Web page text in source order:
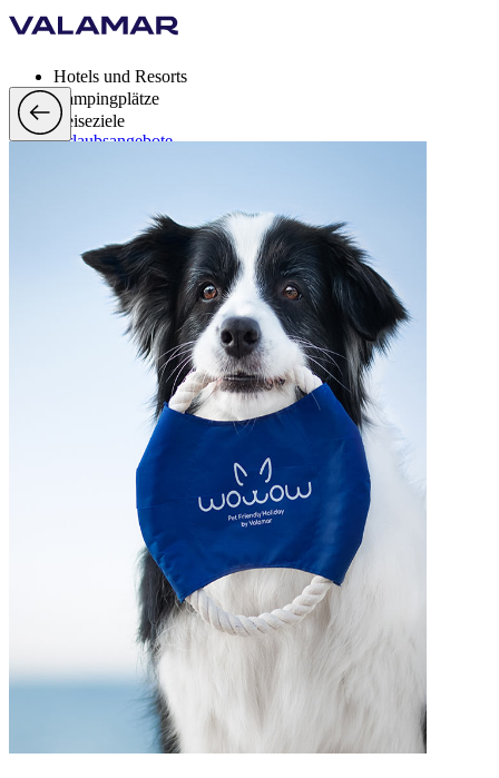
Hotels und Resorts
Campingplätze
Reiseziele
Urlaubsangebote